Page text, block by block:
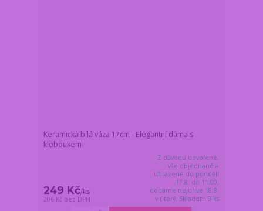
Keramická bílá váza 17cm - Elegantní dáma s
kloboukem
249 Kč/ks
206 Kč bez DPH
Z důvodu dovolené,
vše objednané a
uhrazené do pondělí
17.8. do 11:00,
dodáme nejdříve 18.8.
v úterý. Skladem 9 ks